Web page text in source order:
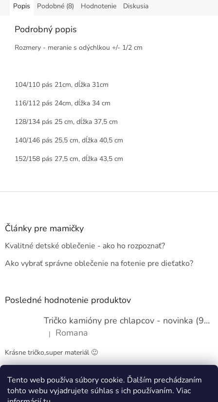
Tento web používa súbory cookie. Ďalším prechádzaním
tohto webu vyjadrujete súhlas s ich používaním. Viac
Popis Podobné (8) Hodnotenie Diskusia
Podrobný popis
Rozmery - meranie s odýchlkou +/- 1/2 cm
104/110 pás 21cm, dĺžka 31cm
116/112 pás 24cm, dĺžka 34 cm
128/134 pás 25 cm, dĺžka 37,5 cm
140/146 pás 25,5 cm, dĺžka 40,5 cm
152/158 pás 27,5 cm, dĺžka 43,5 cm
Z
Články pre mamičky
Kvalitné detské oblečenie - ako ho rozpoznať?
Ako vybrať správne oblečenie na fotenie pre dieťatko?
Posledné hodnotenie produktov
Tričko kamióny pre chlapcov - novinka (98-134)
Hodnotenie produktu je 5 z 5 hviezdičiek.
| Romana
Krásne tričko,super materiál 🙂
Obchodné podmienky Kontakty